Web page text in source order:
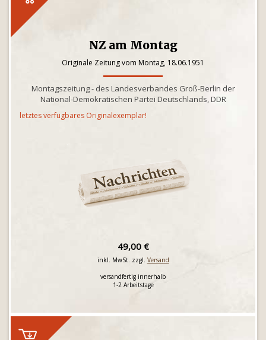
NZ am Montag
Originale Zeitung vom Montag, 18.06.1951
Montagszeitung - des Landesverbandes Groß-Berlin der
National-Demokratischen Partei Deutschlands, DDR
letztes verfügbares Originalexemplar!
49,00 €
inkl. MwSt. zzgl. Versand
versandfertig innerhalb
1-2 Arbeitstage